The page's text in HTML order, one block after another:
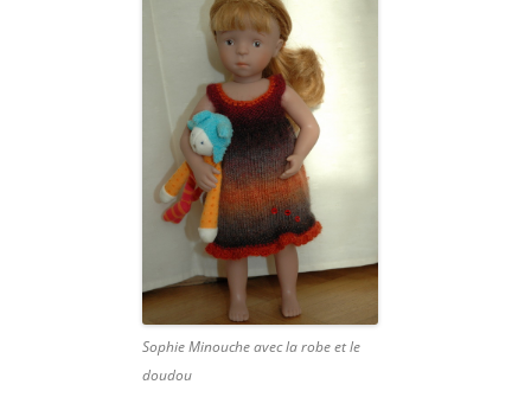
Sophie Minouche avec la robe et le
doudou